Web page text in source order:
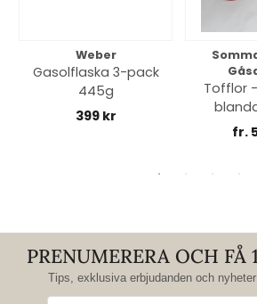
Weber
Gasolflaska 3-pack
445g
399 kr
Tofflor
fr.
PRENUMERERA OCH FÅ
Tips, exklusiva erbjudanden och